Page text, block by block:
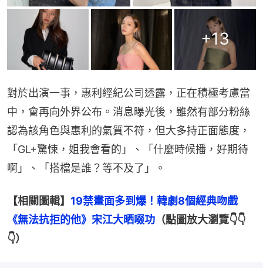
+13
對於出演一事，惠利經紀公司透露，正在積極考慮當
中，會再向外界公布。消息曝光後，雖然有部分粉絲
認為該角色與惠利的氣質不符，但大多持正面態度，
「GL+驚悚，姐我會看的」、「什麼時候播，好期待
啊」、「搭檔是誰？等不及了」。
【相關圖輯】 19禁畫面多到爆！韓劇8個經典吻戲
《無法抗拒的他》宋江大晒啜功 （點圖放大瀏覽👇👇
👇）